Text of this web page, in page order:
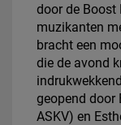
door de Boost
muzikanten
bracht een
die de avond
geopend door
ASKV) en